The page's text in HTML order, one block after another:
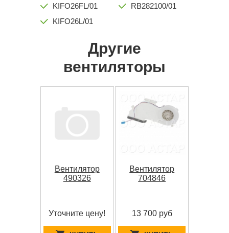
KIFO26FL/01
KIFO26L/01
RB282100/01
Другие
вентиляторы
Вентилятор
490326
Уточните цену!
Вентилятор
704846
13 700 руб